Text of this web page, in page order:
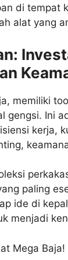
di tempat
alat yang
memiliki
gengsi. Ini
kerja,
paling
ide di
menjadi
Mega Baja!